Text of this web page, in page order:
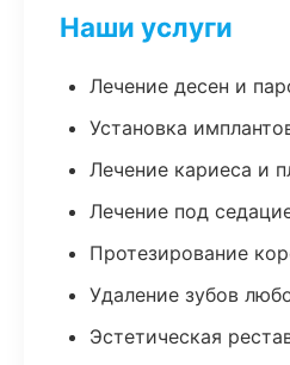
Наши услуги
Лечение десен и
Установка
Лечение кариеса и
Лечение под
Протезирование
Удаление зубов
Эстетическая